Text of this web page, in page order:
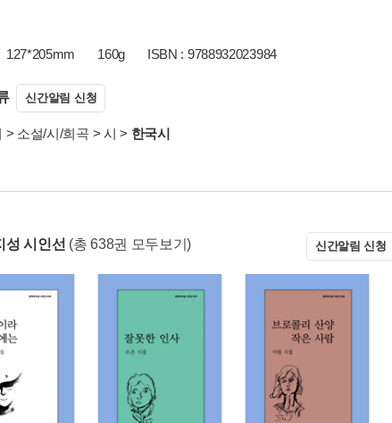
127*205mm 160g ISBN : 9788932023984
신간알림 신청
> 소설/시/희곡 > 시 > 한국시
성 시인선 (총 638권 모두보기) 신간알림 신청